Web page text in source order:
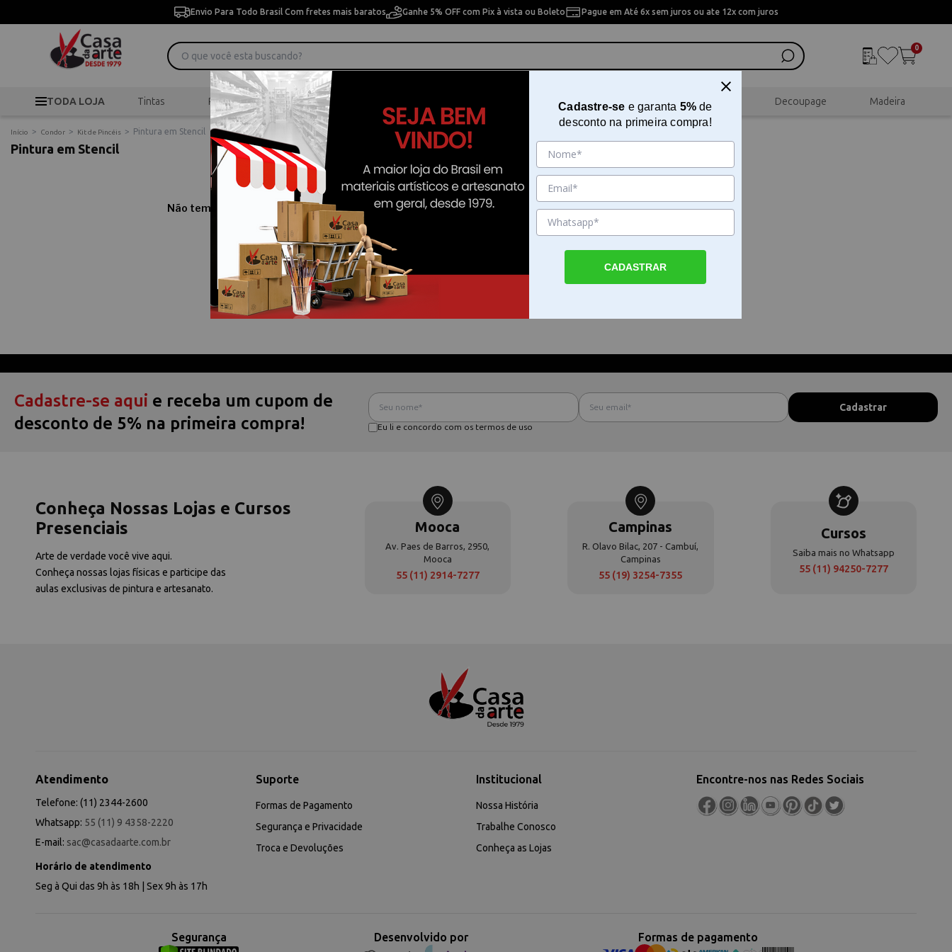
Envio Para Todo Brasil Com fretes mais baratos Ganhe 5% OFF com Pix à vista ou Boleto Pague em Até 6x sem juros ou ate 12x com juros
0
TODA LOJA Tintas Pincéis Desenho Pintura Artesanal Scrapbook Decoupage Madeira
Início > Condor > Kit de Pincéis > Pintura em Stencil
Pintura em Stencil
Não temos resultados para sua pesquisa. Por favor, tente com outros filtros.
Comprar Pintura em Stencil em Casa da Arte
Compre online Pintura em Stencil por . Faça seu pedido e pague-o online.
Cadastre-se aqui e receba um cupom de
desconto de 5% na primeira compra!
Eu li e concordo com os termos de uso
Conheça Nossas Lojas e Cursos
Presenciais
Arte de verdade você vive aqui.
Conheça nossas lojas físicas e participe das
aulas exclusivas de pintura e artesanato.
Mooca
Av. Paes de Barros, 2950,
Mooca
55 (11) 2914-7277
Campinas
R. Olavo Bilac, 207 - Cambuí,
Campinas
55 (19) 3254-7355
Cursos
Saiba mais no Whatsapp
55 (11) 94250-7277
Atendimento
Telefone: (11) 2344-2600
Whatsapp: 55 (11) 9 4358-2220
E-mail: sac@casadaarte.com.br
Horário de atendimento
Seg à Qui das 9h às 18h | Sex 9h às 17h
Suporte
Formas de Pagamento
Segurança e Privacidade
Troca e Devoluções
Institucional
Nossa História
Trabalhe Conosco
Conheça as Lojas
Encontre-nos nas Redes Sociais
Segurança Desenvolvido por Formas de pagamento
Cadastre-se e garanta 5%de
desconto na primeira compra!
CADASTRAR